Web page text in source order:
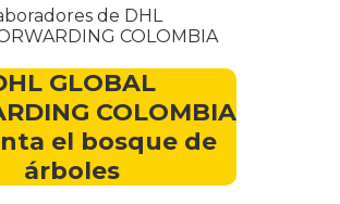
GLOBAL
COLOMBIA
el bosque de
árboles